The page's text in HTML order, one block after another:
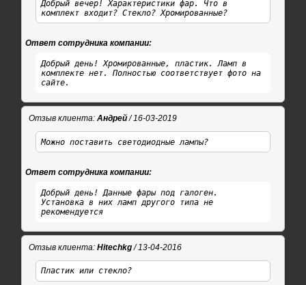
Добрый вечер! Характеристики фар. Что в
комплект входит? Стекло? Хромированные?
Ответ сотрудника компании:
Добрый день! Хромированные, пластик. Ламп в
комплекте нет. Полностью соответствует фото на
сайте.
Отзыв клиента: Андрей/ 16-03-2019
Можно поставить светодиодные лампы?
Ответ сотрудника компании:
Добрый день! Данные фары под галоген.
Установка в них ламп другого типа не
рекомендуется
Отзыв клиента: Hitechkg/ 13-04-2016
Пластик или стекло?